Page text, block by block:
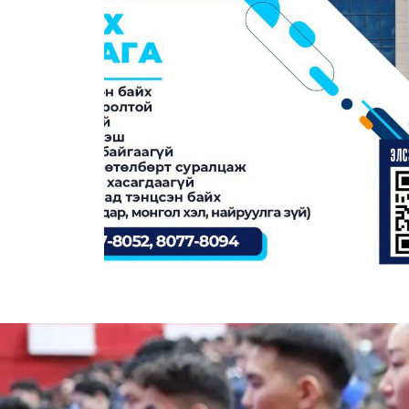
МЭРГЭЖЛИЙН БОЛОВСРОЛЫН СУРГУУЛИЙН
СУРГАЛТЫН ЭЛСЭЛТИЙН БҮРТГЭЛ ЭХЭЛЛЭЭ.